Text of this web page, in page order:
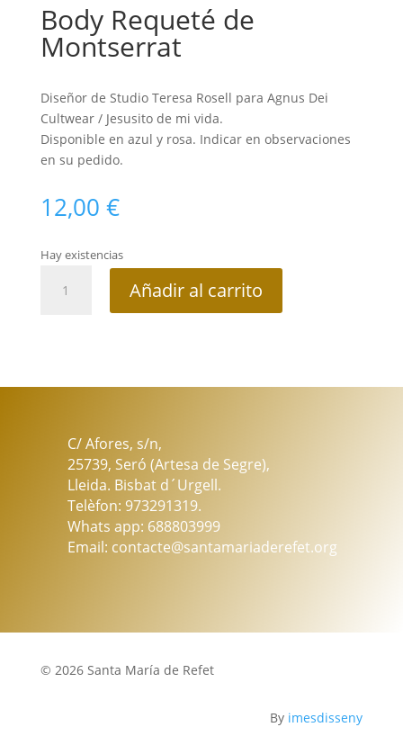
Body Requeté de
Montserrat
Diseñor de Studio Teresa Rosell para Agnus Dei
Cultwear / Jesusito de mi vida.
Disponible en azul y rosa. Indicar en observaciones
en su pedido.
12,00 €
Hay existencias
Requeté
Añadir al carrito
C/ Afores, s/n,
25739, Seró (Artesa de Segre),
Lleida. Bisbat d´Urgell.
Telèfon: 973291319.
Whats app: 688803999
Email: contacte@santamariaderefet.org
© 2026 Santa María de Refet
By imesdisseny